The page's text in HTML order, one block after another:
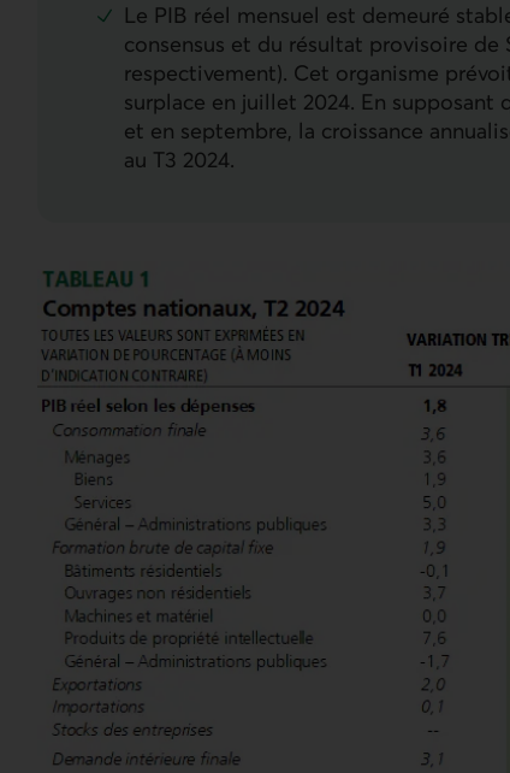
Le PIB réel mensuel est demeuré
consensus et du résultat provisoire de
respectivement). Cet organisme
surplace en juillet 2024. En supposant
et en septembre, la croissance
au T3 2024.